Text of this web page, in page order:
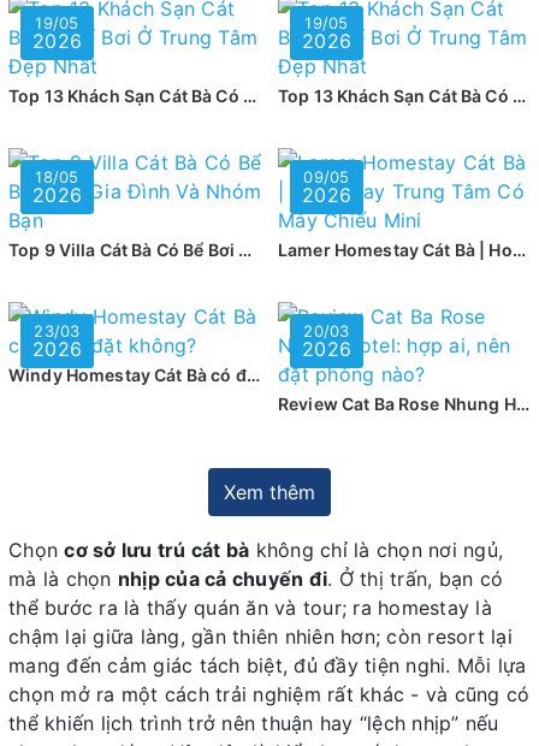
19/05
2026
Top 13 Khách Sạn Cát Bà Có Bể Bơi Ở Trung Tâm Đẹp Nhất
19/05
2026
Top 13 Khách Sạn Cát Bà Có Bể Bơi Ở Trung Tâm Đẹp Nhất
18/05
2026
Top 9 Villa Cát Bà Có Bể Bơi Cho Gia Đình Và Nhóm Bạn
09/05
2026
Lamer Homestay Cát Bà | Homestay Trung Tâm Có Máy Chiếu Mini
23/03
2026
Windy Homestay Cát Bà có đáng đặt không?
20/03
2026
Review Cat Ba Rose Nhung Hotel: hợp ai, nên đặt phòng nào?
Xem thêm
Chọncơ sở lưu trú cát bà không chỉ là chọn nơi ngủ,
mà là chọn nhịp của cả chuyến đi. Ở thị trấn, bạn có
thể bước ra là thấy quán ăn và tour; ra homestay là
chậm lại giữa làng, gần thiên nhiên hơn; còn resort lại
mang đến cảm giác tách biệt, đủ đầy tiện nghi. Mỗi lựa
chọn mở ra một cách trải nghiệm rất khác - và cũng có
thể khiến lịch trình trở nên thuận hay “lệch nhịp” nếu